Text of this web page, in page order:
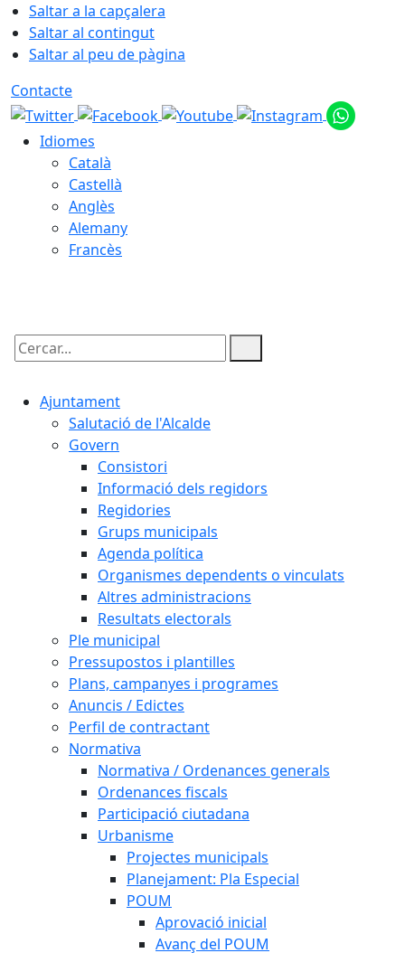
Saltar a la capçalera
Saltar al contingut
Saltar al peu de pàgina
Contacte
Idiomes
Català
Castellà
Anglès
Alemany
Francès
Cercar:
Ajuntament
Salutació de l'Alcalde
Govern
Consistori
Informació dels regidors
Regidories
Grups municipals
Agenda política
Organismes dependents o vinculats
Altres administracions
Resultats electorals
Ple municipal
Pressupostos i plantilles
Plans, campanyes i programes
Anuncis / Edictes
Perfil de contractant
Normativa
Normativa / Ordenances generals
Ordenances fiscals
Participació ciutadana
Urbanisme
Projectes municipals
Planejament: Pla Especial
POUM
Aprovació inicial
Avanç del POUM